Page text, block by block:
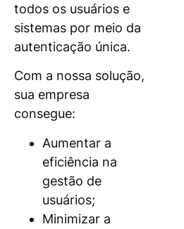
todos os usuários e
sistemas por meio da
autenticação única.
Com a nossa solução,
sua empresa
consegue:
Aumentar a
eficiência na
gestão de
usuários;
Minimizar a